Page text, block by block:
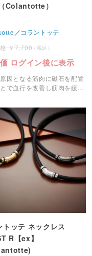
Colantotte）
／コラントッテ
7,700
ログイン後に表示
因となる筋肉に磁石を配置
で血行を改善し筋肉を緩和
トッテ ネックレス
R【ex】